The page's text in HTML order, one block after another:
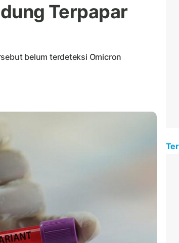
Terpapar
belum terdeteksi Omicron